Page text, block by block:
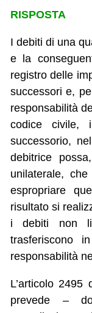
RISPOSTA
I debiti di una
e la
registro delle
successori e,
responsabilità
codice civile,
successorio,
debitrice
unilaterale,
espropriare
risultato si
i debiti non
trasferiscono
responsabilità
L’articolo
prevede –